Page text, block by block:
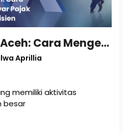
Restitusi PPN di Aceh: Cara Mengelola Lebih Bayar Pajak agar Proses Lebih Efisien
Aprillia
memiliki aktivitas
besar